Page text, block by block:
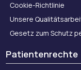
Cookie-Richtlinie
Unsere
Gesetz zum Schutz
Patientenrechte